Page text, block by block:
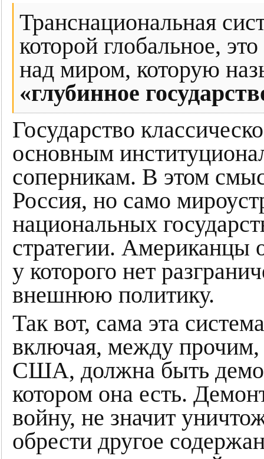
Транснациональная
которой глобальное,
над миром, которую
«глубинное
Государство
основным
соперникам. В этом
Россия, но само
национальных
стратегии. Американцы
у которого нет
внешнюю политику.
Так вот, сама эта
включая, между прочим,
США, должна быть
котором она есть.
войну, не значит
обрести другое